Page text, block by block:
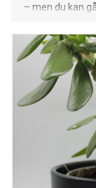
– men du kan